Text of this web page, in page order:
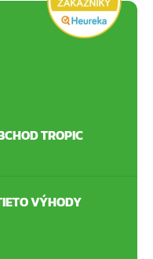
TROPIC
VÝHODY